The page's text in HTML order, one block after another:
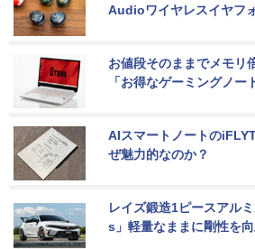
Audioワイヤレスイヤフ
お値段そのままでメモリ
「お得なゲーミングノー
AIスマートノートの
ぜ魅力的なのか？
レイズ鍛造1ピースアル
s」軽量なままに剛性を